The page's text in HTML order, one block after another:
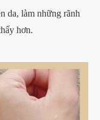
da, làm những rãnh
hơn.